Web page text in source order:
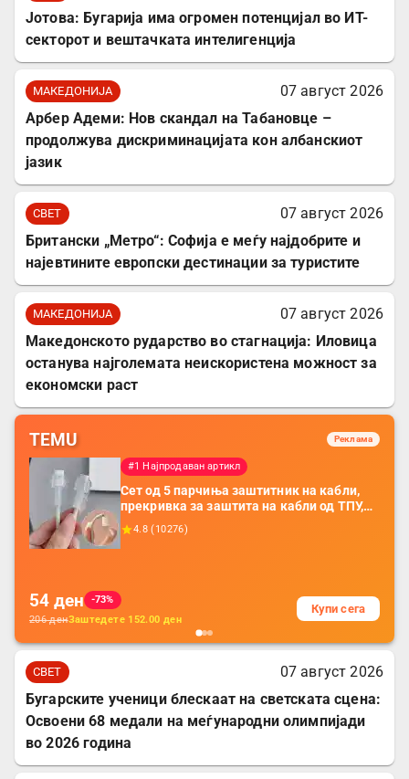
Јотова: Бугарија има огромен потенцијал во ИТ-
секторот и вештачката интелигенција
МАКЕДОНИЈА
07 август 2026
Арбер Адеми: Нов скандал на Табановце –
продолжува дискриминацијата кон албанскиот
јазик
СВЕТ
07 август 2026
Британски „Метро“: Софија е меѓу најдобрите и
најевтините европски дестинации за туристите
МАКЕДОНИЈА
07 август 2026
Македонското рударство во стагнација: Иловица
останува најголемата неискористена можност за
економски раст
TEMU Реклама
#1 Најпродаван артикл
Сет од 5 парчиња заштитник на кабли,
прекривка за заштита на кабли од ТПУ,
додатоци за заштита на кабли, без
батерија, за мобилни телефони, комплет
4.8 (10276)
54 ден
-73%
206денЗаштедете 152.00 ден
Купи сега
СВЕТ
07 август 2026
Бугарските ученици блескаат на светската сцена:
Освоени 68 медали на меѓународни олимпијади
во 2026 година